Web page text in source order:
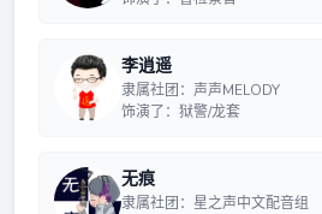
李逍遥
隶属社团：声声MELODY
饰演了：狱警/龙套
无痕
隶属社团：星之声中文配音组